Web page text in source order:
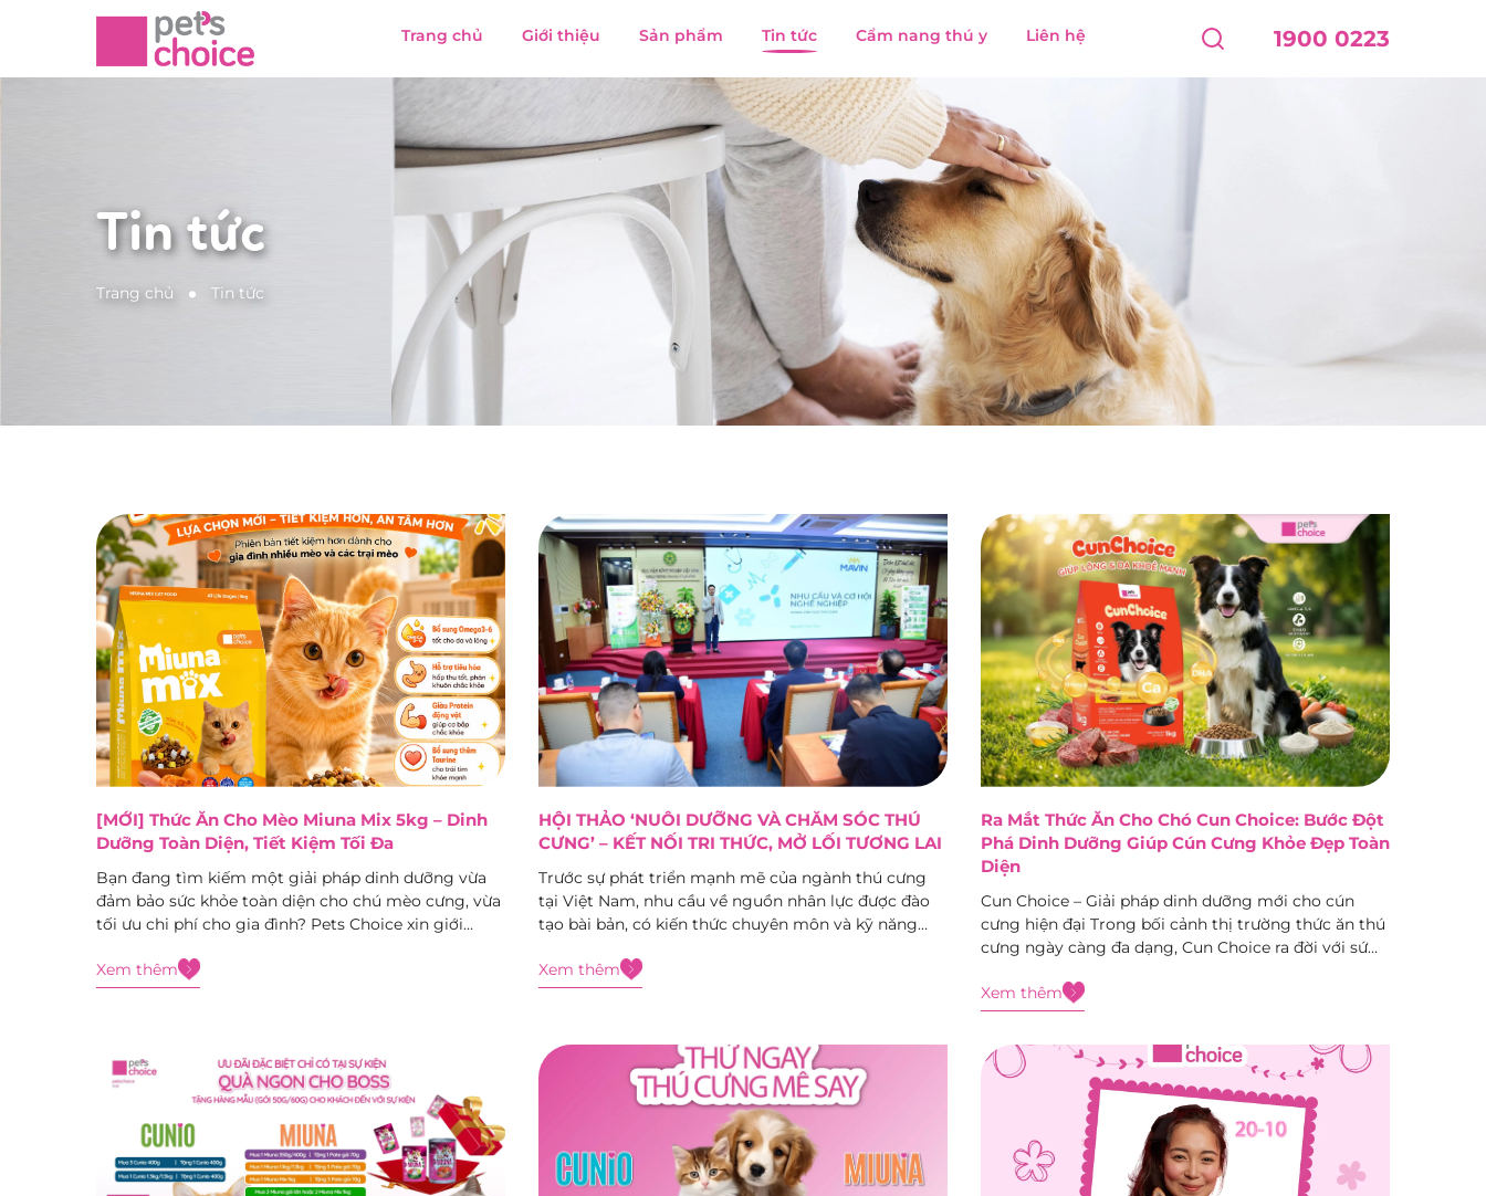
Trang chủ Giới thiệu Sản phẩm Tin tức Cẩm nang thú y Liên hệ 1900 0223
Tin tức
Trang chủ Tin tức
[MỚI] Thức Ăn Cho Mèo Miuna Mix 5kg – Dinh
Dưỡng Toàn Diện, Tiết Kiệm Tối Đa
Bạn đang tìm kiếm một giải pháp dinh dưỡng vừa
đảm bảo sức khỏe toàn diện cho chú mèo cưng, vừa
tối ưu chi phí cho gia đình? Pets Choice xin giới
mèo Miuna Mix 5kg – dòng...
Xem thêm
HỘI THẢO ‘NUÔI DƯỠNG VÀ CHĂM SÓC THÚ
CƯNG’ – KẾT NỐI TRI THỨC, MỞ LỐI TƯƠNG LAI
Trước sự phát triển mạnh mẽ của ngành thú cưng
tại Việt Nam, nhu cầu về nguồn nhân lực được đào
tạo bài bản, có kiến thức chuyên môn và kỹ năng
diễn đàn học thuật, kết nối giữa...
Xem thêm
Ra Mắt Thức Ăn Cho Chó Cun Choice: Bước Đột
Phá Dinh Dưỡng Giúp Cún Cưng Khỏe Đẹp Toàn
Diện
Cun Choice – Giải pháp dinh dưỡng mới cho cún
cưng hiện đại Trong bối cảnh thị trường thức ăn thú
cưng ngày càng đa dạng, Cun Choice ra đời với sứ
nuôi chó tại Việt Nam: tình trạng...
Xem thêm